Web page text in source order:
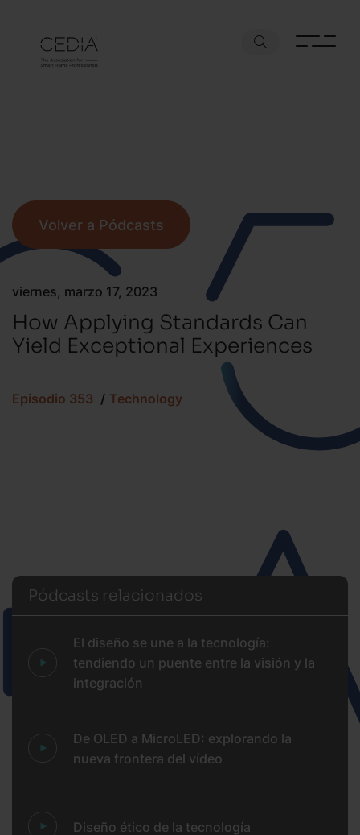
viernes, marzo 17, 2023
How Applying Standards Can
Yield Exceptional Experiences
Episodio 353 Technology
Volver a Pódcasts
Pódcasts relacionados
El diseño se une a la tecnología:
tendiendo un puente entre la visión y la
integración
De OLED a MicroLED: explorando la
nueva frontera del vídeo
Diseño ético de la tecnología